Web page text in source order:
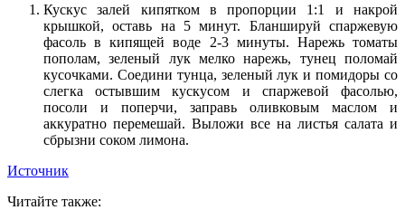
Кускус залей кипятком в пропорции 1:1 и накрой
крышкой, оставь на 5 минут. Бланшируй спаржевую
фасоль в кипящей воде 2-3 минуты. Нарежь томаты
пополам, зеленый лук мелко нарежь, тунец поломай
кусочками. Соедини тунца, зеленый лук и помидоры со
слегка остывшим кускусом и спаржевой фасолью,
посоли и поперчи, заправь оливковым маслом и
аккуратно перемешай. Выложи все на листья салата и
сбрызни соком лимона.
Источник
Читайте также: